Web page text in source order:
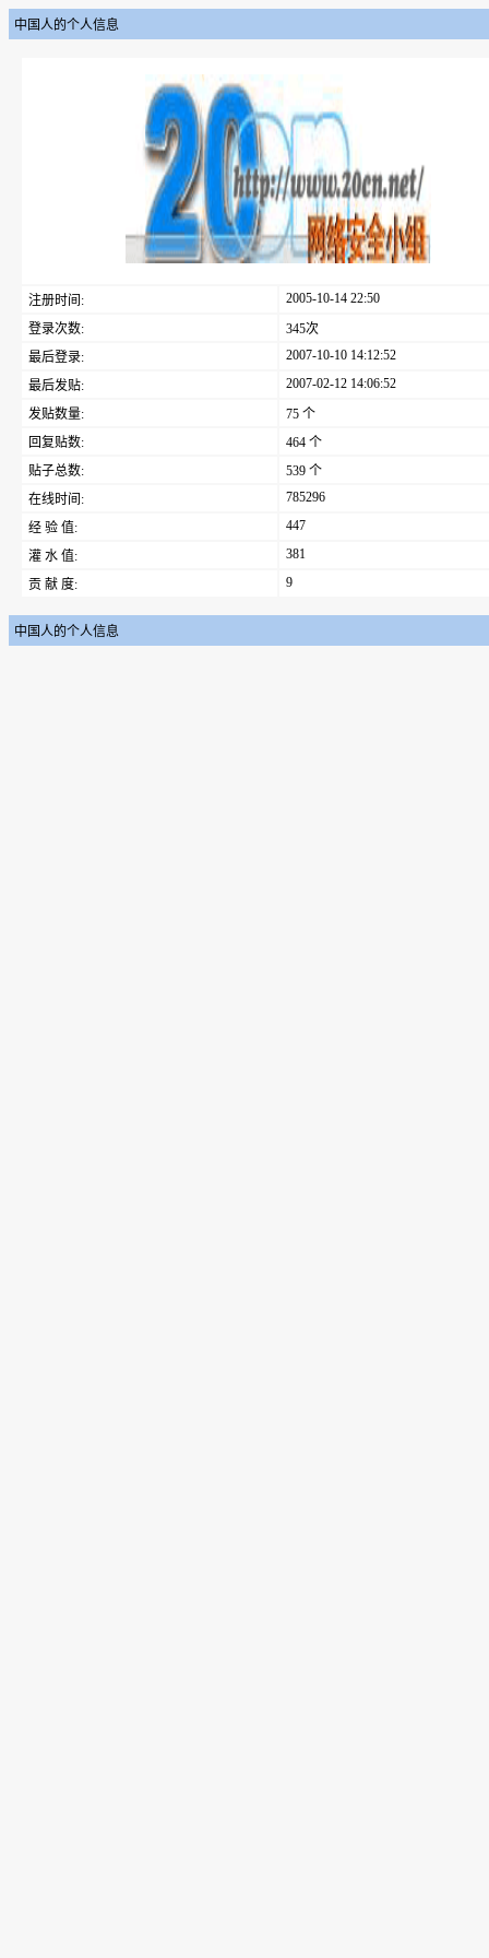
中国人的个人信息
注册时间:
2005-10-14 22:50
登录次数:
345次
最后登录:
2007-10-10 14:12:52
最后发贴:
2007-02-12 14:06:52
发贴数量:
75 个
回复贴数:
464 个
贴子总数:
539 个
在线时间:
785296
经 验 值:
447
灌 水 值:
381
贡 献 度:
9
中国人的个人信息